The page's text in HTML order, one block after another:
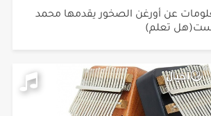
عن أورغن الصخور يقدمها محمد
تعلم)